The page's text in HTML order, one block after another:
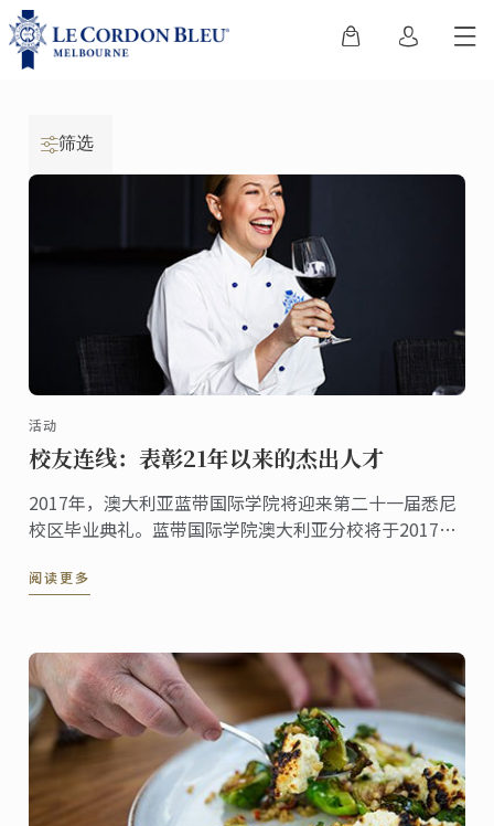
筛选
活动
校友连线：表彰21年以来的杰出人才
2017年，澳大利亚蓝带国际学院将迎来第二十一届悉尼
校区毕业典礼。蓝带国际学院澳大利亚分校将于2017年
开生面的庆贺会。
阅读更多